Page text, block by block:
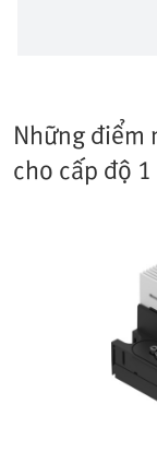
Những điểm
cho cấp độ